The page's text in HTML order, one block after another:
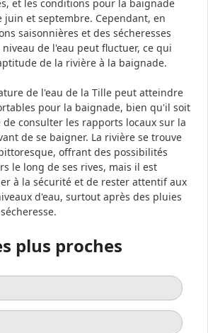
et les conditions pour la baignade
juin et septembre. Cependant, en
saisonnières et des sécheresses
de l'eau peut fluctuer, ce qui
de la rivière à la baignade​.
de l'eau de la Tille peut atteindre
pour la baignade, bien qu'il soit
consulter les rapports locaux sur la
de se baigner. La rivière se trouve
offrant des possibilités
le long de ses rives, mais il est
à la sécurité et de rester attentif aux
d'eau, surtout après des pluies
plus proches